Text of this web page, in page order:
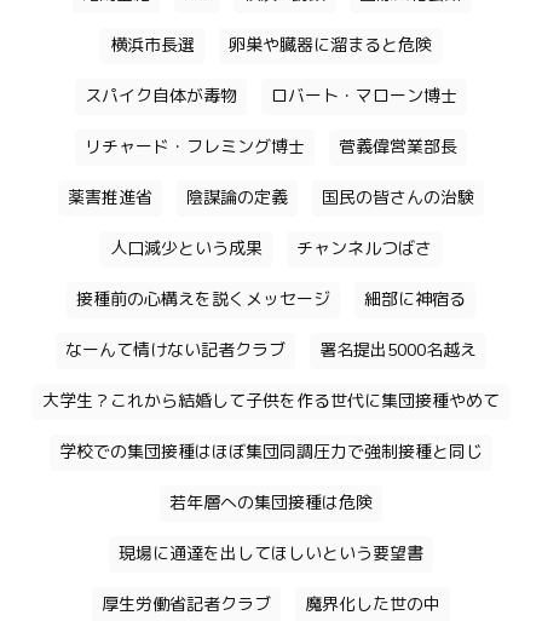
横浜市長選 卵巣や臓器に溜まると危険
スパイク自体が毒物 ロバート・マローン博士
リチャード・フレミング博士 菅義偉営業部長
薬害推進省 陰謀論の定義 国民の皆さんの治験
人口減少という成果 チャンネルつばさ
接種前の心構えを説くメッセージ 細部に神宿る
なーんて情けない記者クラブ 署名提出5000名越え
大学生？これから結婚して子供を作る世代に集団接種やめて
学校での集団接種はほぼ集団同調圧力で強制接種と同じ
若年層への集団接種は危険
現場に通達を出してほしいという要望書
厚生労働省記者クラブ 魔界化した世の中